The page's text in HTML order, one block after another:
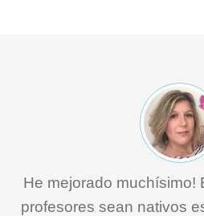
He mejorado muchísimo!
profesores sean nativos